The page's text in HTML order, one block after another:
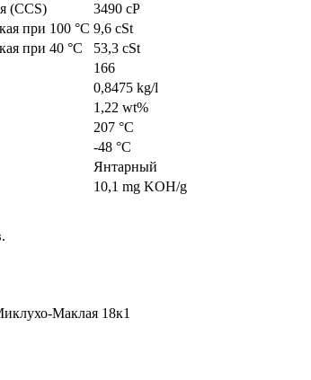
(CCS)
3490 cP
при 100 °C 9,6 cSt
при 40 °C
53,3 cSt
166
0,8475 kg/l
1,22 wt%
207 °C
-48 °C
Янтарный
10,1 mg KOH/g
Маклая 18к1